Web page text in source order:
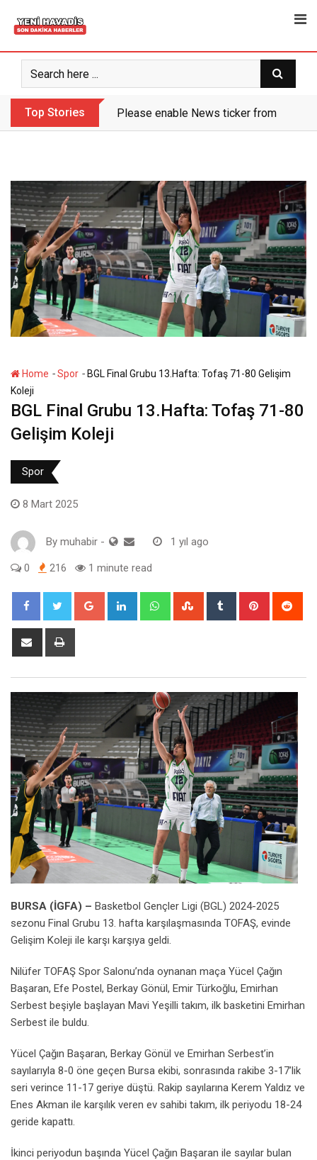
Top Stories Please enable News ticker from the
Home -Spor -BGL Final Grubu 13.Hafta: Tofaş 71-80 Gelişim
Koleji
BGL Final Grubu 13.Hafta: Tofaş 71-80
Gelişim Koleji
Spor
8 Mart 2025
By muhabir - 1 yıl ago
0 216 1 minute read
Google+ LinkedIn WhatsappStumbleUpon
Tumblr Pinterest
Share
BURSA (İGFA) – Basketbol Gençler Ligi (BGL) 2024-2025
sezonu Final Grubu 13. hafta karşılaşmasında TOFAŞ, evinde
Gelişim Koleji ile karşı karşıya geldi.
Nilüfer TOFAŞ Spor Salonu’nda oynanan maça Yücel Çağın
Başaran, Efe Postel, Berkay Gönül, Emir Türkoğlu, Emirhan
Serbest beşiyle başlayan Mavi Yeşilli takım, ilk basketini Emirhan
Serbest ile buldu.
Yücel Çağın Başaran, Berkay Gönül ve Emirhan Serbest’in
sayılarıyla 8-0 öne geçen Bursa ekibi, sonrasında rakibe 3-17’lik
seri verince 11-17 geriye düştü. Rakip sayılarına Kerem Yaldız ve
Enes Akman ile karşılık veren ev sahibi takım, ilk periyodu 18-24
geride kapattı.
İkinci periyodun başında Yücel Çağın Başaran ile sayılar bulan